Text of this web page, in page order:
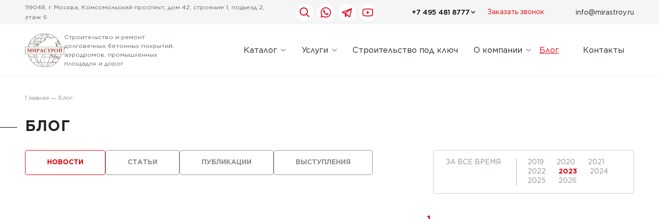
119048, г. Москва, Комсомольский проспект, дом 42, строение 1, подъезд 2,
этаж 6
+7 495 481 8777 Заказать звонок info@mirastroy.ru
Строительство и ремонт
долговечных бетонных покрытий,
аэродромов, промышленных
площадок и дорог
Каталог Услуги Строительство под ключ О компании Блог Контакты
Главная Блог
БЛОГ
ВЫСТУПЛЕНИЯ
ПУБЛИКАЦИИ
НОВОСТИ СТАТЬИ ЗА ВСЕ ВРЕМЯ 2019 2020
2021
2022
2023
2024
2025
2026